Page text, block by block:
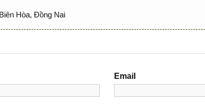
Hòa, Đồng Nai
Email